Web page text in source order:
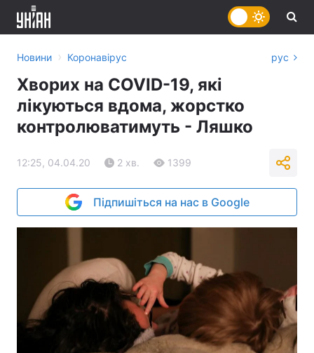
Новини › Коронавірус рус
Хворих на COVID-19, які
лікуються вдома, жорстко
контролюватимуть - Ляшко
12:25, 04.04.20 2 хв. 1399
Підпишіться на нас в Google